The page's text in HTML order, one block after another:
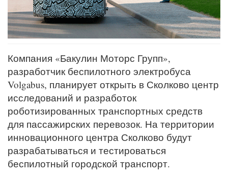
Компания «Бакулин Моторс Групп»,
разработчик беспилотного электробуса
Volgabus, планирует открыть в Сколково центр
исследований и разработок
роботизированных транспортных средств
для пассажирских перевозок. На территории
инновационного центра Сколково будут
разрабатываться и тестироваться
беспилотный городской транспорт.